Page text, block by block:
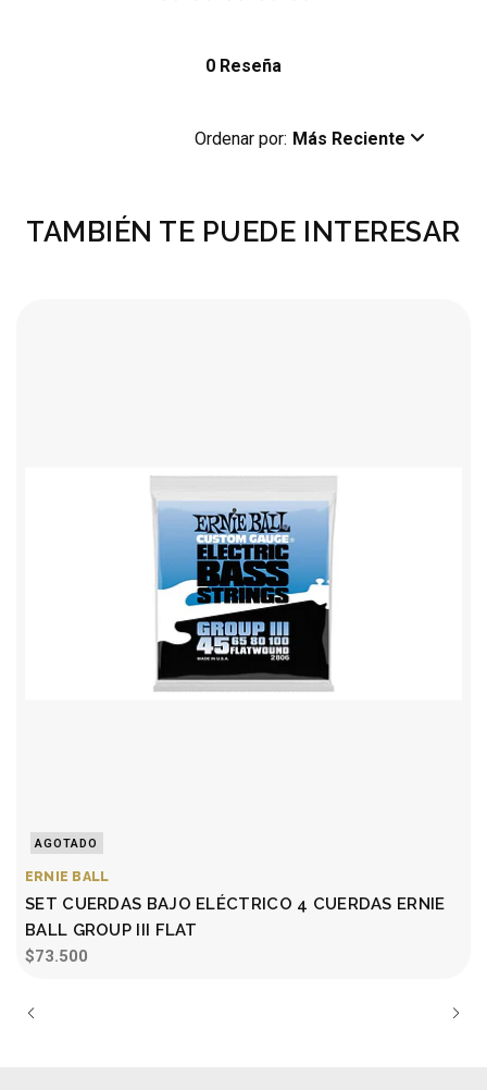
0 Reseña
Ordenar por: Más Reciente
TAMBIÉN TE PUEDE INTERESAR
AGOTADO
ERNIE BALL
SET CUERDAS BAJO ELÉCTRICO 4 CUERDAS ERNIE
BALL GROUP III FLAT
$73.500